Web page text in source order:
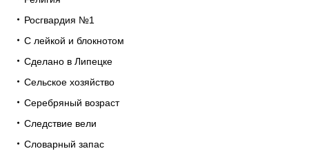
Росгвардия №1
С лейкой и блокнотом
Сделано в Липецке
Сельское хозяйство
Серебряный возраст
Следствие вели
Словарный запас